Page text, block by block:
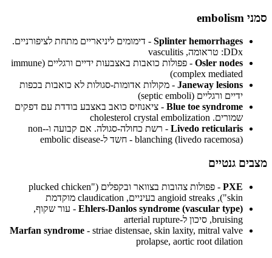
סמני embolism
Splinter hemorrhages - דימומים ליניאריים מתחת לציפורניים.
DDx: טראומה, vasculitis
Osler nodes
- פפולות כואבות באצבעות ידיים ורגליים (immune
complex mediated)
Janeway lesions - מקולות אדומות-סגולות לא כואבות בכפות
ידיים ורגליים (septic emboli)
Blue toe syndrome - ציאנוזיס כואב באצבע בודדת עם דפקים
שמורים. cholesterol crystal embolization
Livedo reticularis
- רשת כחולה-סגולה. אם קבועה ו-non-
blanching (livedo racemosa) - חשד ל-embolic disease
מצבים גנטיים
PXE
- פפולות צהובות בצוואר ובקפלים ("plucked chicken
skin"), angioid streaks בעיניים, claudication מוקדמת
Ehlers-Danlos syndrome (vascular type) - עור שקוף,
bruising, סיכון ל-arterial rupture
Marfan syndrome - striae distensae, skin laxity, mitral valve
prolapse, aortic root dilation